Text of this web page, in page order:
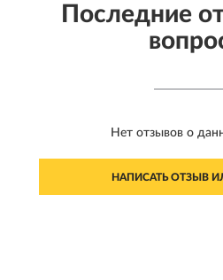
Последние
Нет отзывов о
НАПИСАТЬ ОТЗЫВ